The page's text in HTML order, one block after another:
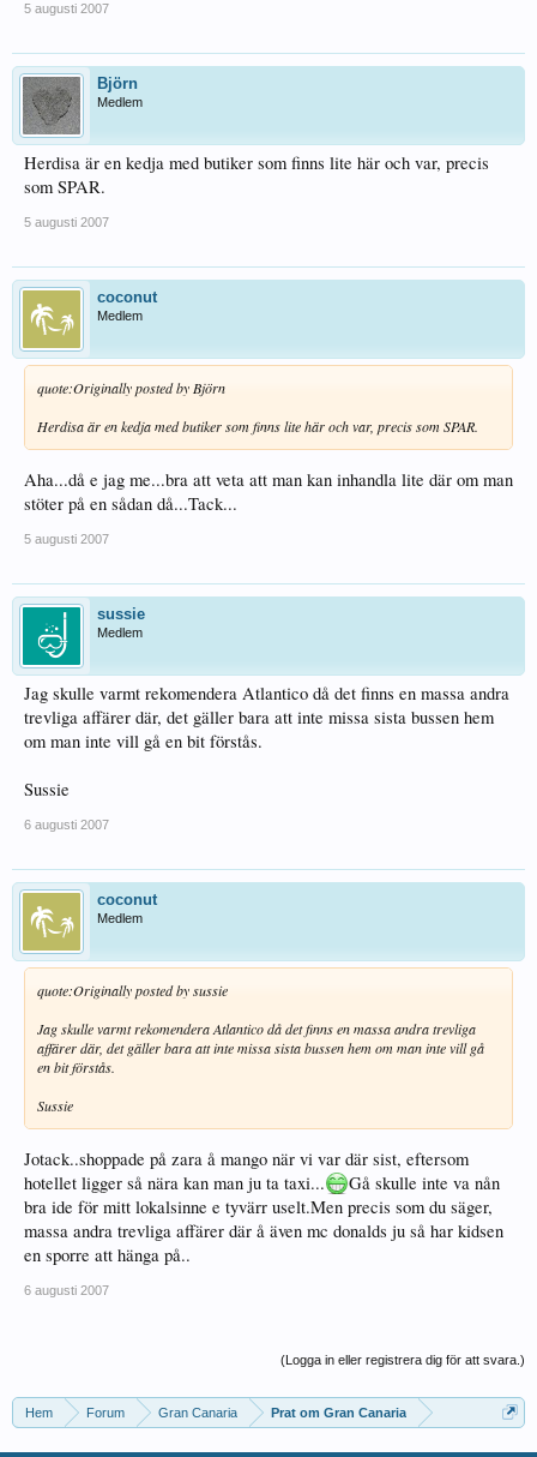
5 augusti 2007
Björn
Medlem
Herdisa är en kedja med butiker som finns lite här och var, precis
som SPAR.
5 augusti 2007
coconut
Medlem
quote:Originally posted by Björn
Herdisa är en kedja med butiker som finns lite här och var, precis som SPAR.
Aha...då e jag me...bra att veta att man kan inhandla lite där om man
stöter på en sådan då...Tack...
5 augusti 2007
sussie
Medlem
Jag skulle varmt rekomendera Atlantico då det finns en massa andra
trevliga affärer där, det gäller bara att inte missa sista bussen hem
om man inte vill gå en bit förstås.
Sussie
6 augusti 2007
coconut
Medlem
quote:Originally posted by sussie
Jag skulle varmt rekomendera Atlantico då det finns en massa andra trevliga
affärer där, det gäller bara att inte missa sista bussen hem om man inte vill gå
en bit förstås.
Sussie
Jotack..shoppade på zara å mango när vi var där sist, eftersom
hotellet ligger så nära kan man ju ta taxi...
Gå skulle inte va nån
bra ide för mitt lokalsinne e tyvärr uselt.Men precis som du säger,
massa andra trevliga affärer där å även mc donalds ju så har kidsen
en sporre att hänga på..
6 augusti 2007
(Logga in eller registrera dig för att svara.)
Hem Forum Gran Canaria Prat om Gran Canaria